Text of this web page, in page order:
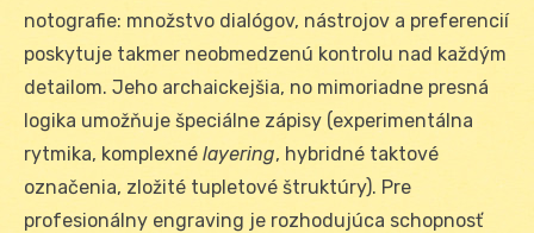
notografie: množstvo dialógov, nástrojov a preferencií
poskytuje takmer neobmedzenú kontrolu nad každým
detailom. Jeho archaickejšia, no mimoriadne presná
logika umožňuje špeciálne zápisy (experimentálna
rytmika, komplexné layering, hybridné taktové
označenia, zložité tupletové štruktúry). Pre
profesionálny engraving je rozhodujúca schopnosť